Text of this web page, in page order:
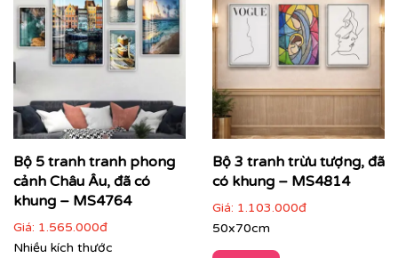
Bộ 5 tranh tranh phong
cảnh Châu Âu, đã có
khung – MS4764
Giá: 1.565.000đ
Nhiều kích thước
Bộ 3 tranh trừu tượng, đã
có khung – MS4814
Giá: 1.103.000đ
50x70cm